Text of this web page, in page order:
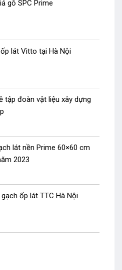
gỗ SPC Prime
lát Vitto tại Hà Nội
tập đoàn vật liệu xây dựng
lát nền Prime 60×60 cm
2023
ốp lát TTC Hà Nội